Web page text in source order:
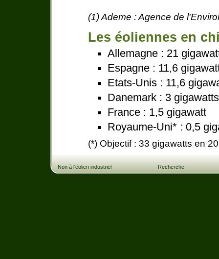
(1) Ademe : Agence de
Les éoliennes en
Allemagne : 21
Espagne : 11,6
Etats-Unis : 11,6
Danemark : 3 gigawatts
France : 1,5 gigawatt
Royaume-Uni* : 0,5
(*) Objectif : 33 gigawatts en
Non à l'éolien industriel Recherche